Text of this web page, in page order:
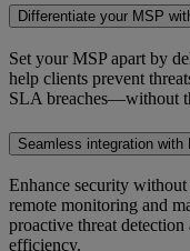
Differentiate your MSP
Set your MSP apart by
help clients prevent
SLA breaches—without
Seamless integration with
Enhance security
remote monitoring and
proactive threat
efficiency.